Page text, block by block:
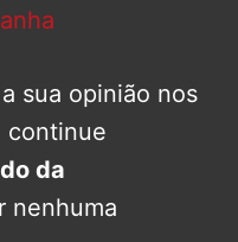
sua opinião nos
continue
da
nenhuma